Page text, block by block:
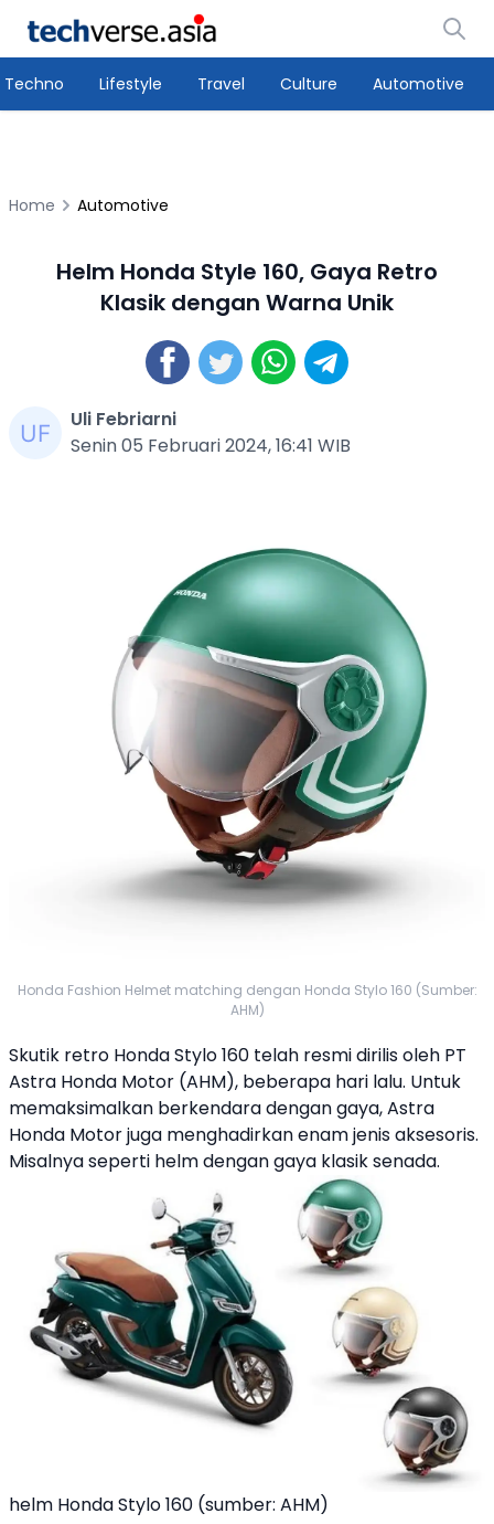
Techno Lifestyle Travel Culture Automotive
Home Automotive
Helm Honda Style 160, Gaya Retro
Klasik dengan Warna Unik
Uli Febriarni
Senin 05 Februari 2024, 16:41 WIB
Honda Fashion Helmet matching dengan Honda Stylo 160 (Sumber:
AHM)
Skutik retro Honda Stylo 160 telah resmi dirilis oleh PT
Astra Honda Motor (AHM), beberapa hari lalu. Untuk
memaksimalkan berkendara dengan gaya,Astra
Honda Motorjuga menghadirkan enam jenis aksesoris.
Misalnya seperti helm dengan gaya klasik senada.
helm Honda Stylo 160 (sumber: AHM)